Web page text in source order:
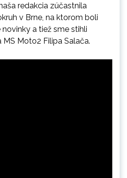
redakcia zúčastnila
v Brne, na ktorom boli
a tiež sme stihli
Moto2 Filipa Salača.